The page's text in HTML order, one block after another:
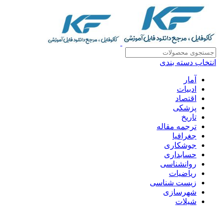
انتخاب دسته بندی
آمار
ادبیات
اقتصاد
پزشکی
تاریخ
ترجمه مقاله
جغرافیا
جوشکاری
حسابداری
روانشناسی
ریاضیات
زیست شناسی
شهرسازی
شیلات